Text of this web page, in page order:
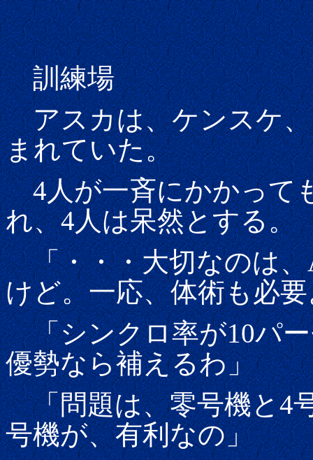
訓練場
アスカは、ケンスケ、
まれていた。
4人が一斉にかかって
れ、4人は呆然とする。
「・・・大切なのは、
けど。一応、体術も必
「シンクロ率が10パー
優勢なら補えるわ」
「問題は、零号機と4
号機が、有利なの」